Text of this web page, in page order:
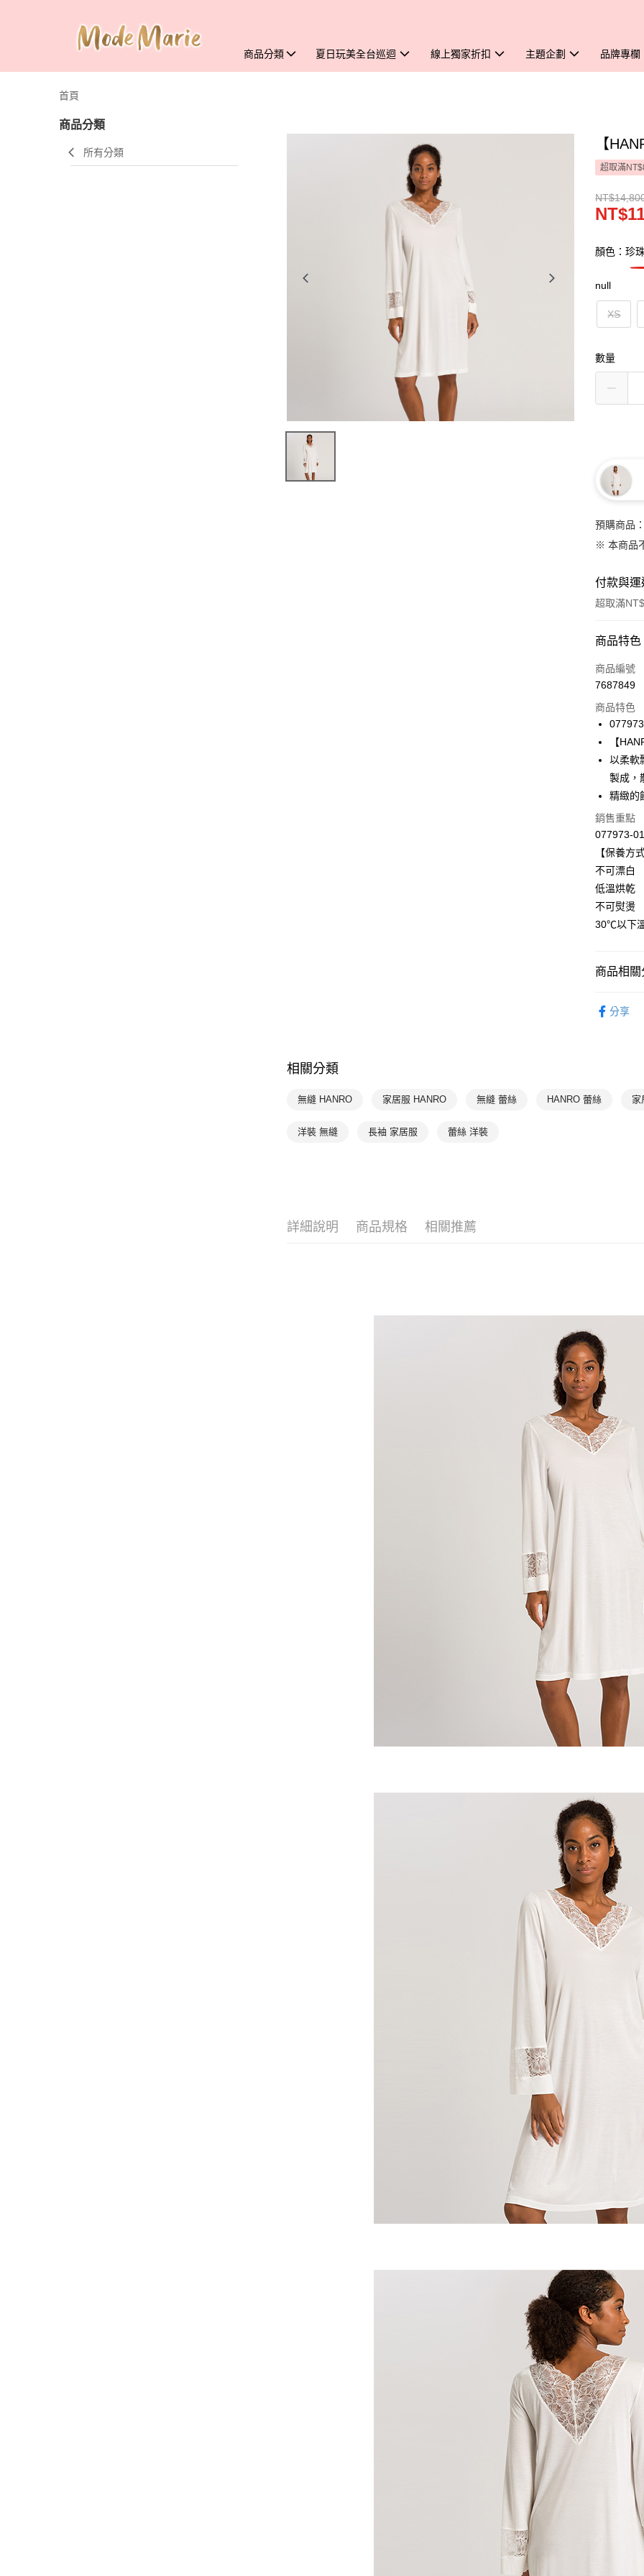
商品分類 夏日玩美全台巡迴 線上獨家折扣 主題企劃 品牌專欄
首頁
商品分類
所有分類
【
超取滿
顏色：珍
null
XS
數量
預購商品
※ 本商品
付款與
超取滿
付款方式
信用卡一
合作金
華南商
國泰世
臺灣中
匯豐（
聯邦商
玉山商
台新國
台灣樂
LINE Pay
悠遊付
全盈+PAY
ATM付款
運送方式
付款後全
每筆
每筆
商品特色
商品編號
7687849
商品特色
【
以柔軟
製成，
精緻的
銷售重點
077973-
【保養方
不可漂白
低溫烘乾
不可熨燙
30℃以下
商品相關
分享
相關分類
無縫 HANRO 家居服 HANRO 無縫 蕾絲 HANRO 蕾絲 家
洋裝 無縫 長袖 家居服 蕾絲 洋裝
詳細說明 商品規格 相關推薦